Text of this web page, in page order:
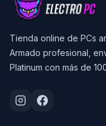
Tienda online de PCs
Armado profesional,
Platinum con más de